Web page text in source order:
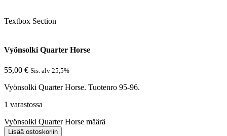
Textbox Section
Vyönsolki Quarter Horse
55,00 € Sis. alv 25,5%
Vyönsolki Quarter Horse. Tuotenro 95-96.
1 varastossa
Vyönsolki Quarter Horse määrä
Lisää ostoskoriin